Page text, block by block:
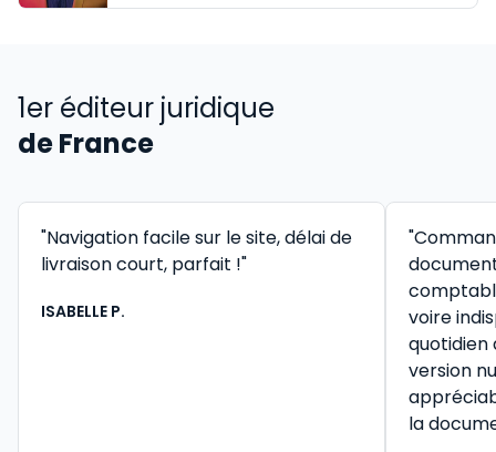
1er éditeur juridique
de France
"Navigation facile sur le site, délai de
livraison court, parfait !"
ISABELLE P.
voire
version
la